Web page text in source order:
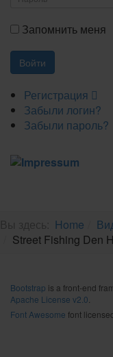
Запомнить меня
Регистрация
Забыли логин?
Забыли пароль?
Home
Street Fishing Den
Bootstrap is a front-end
Apache License v2.0
Font Awesome font